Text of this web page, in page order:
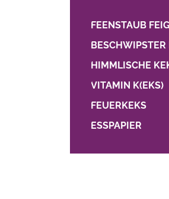
FEENSTAUB
BESCHWIPSTER
HIMMLISCHE
VITAMIN K(EKS)
FEUERKEKS
ESSPAPIER